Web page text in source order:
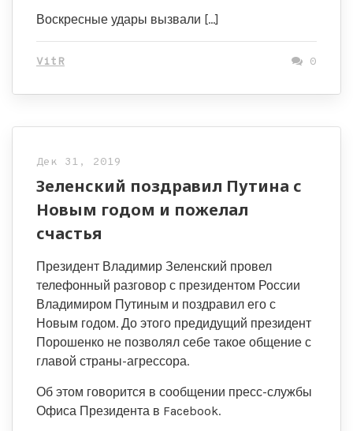
Воскресные удары вызвали […]
VitR 0
Дек 31, 2019
Зеленский поздравил Путина с
Новым годом и пожелал
счастья
Президент Владимир Зеленский провел
телефонный разговор с президентом России
Владимиром Путиным и поздравил его с
Новым годом. До этого предидущий президент
Порошенко не позволял себе такое общение с
главой страны-агрессора.
Об этом говорится в сообщении пресс-службы
Офиса Президента в Facebook.